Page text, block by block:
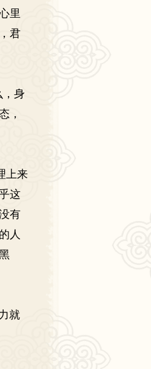
里
君
身
，
上来
这
有
人
就